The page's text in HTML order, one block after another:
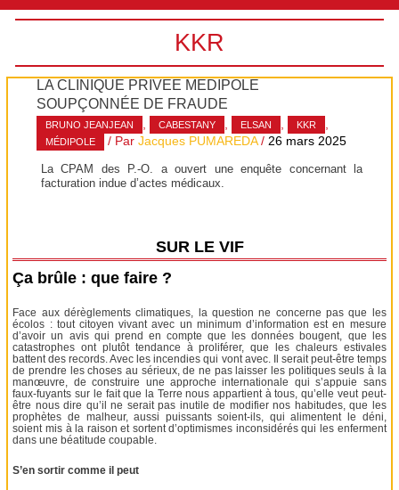
KKR
LA CLINIQUE PRIVÉE MÉDIPÔLE
SOUPÇONNÉE DE FRAUDE
BRUNO JEANJEAN , CABESTANY , ELSAN , KKR ,
MÉDIPOLE / ParJacques PUMAREDA /26 mars 2025
La CPAM des P.-O. a ouvert une enquête concernant la
facturation indue d’actes médicaux.
SUR LE VIF
Ça brûle : que faire ?
Face aux dérèglements climatiques, la question ne concerne pas que les
écolos : tout citoyen vivant avec un minimum d’information est en mesure
d’avoir un avis qui prend en compte que les données bougent, que les
catastrophes ont plutôt tendance à proliférer, que les chaleurs estivales
battent des records. Avec les incendies qui vont avec. Il serait peut-être temps
de prendre les choses au sérieux, de ne pas laisser les politiques seuls à la
manœuvre, de construire une approche internationale qui s’appuie sans
faux-fuyants sur le fait que la Terre nous appartient à tous, qu’elle veut peut-
être nous dire qu’il ne serait pas inutile de modifier nos habitudes, que les
prophètes de malheur, aussi puissants soient-ils, qui alimentent le déni,
soient mis à la raison et sortent d’optimismes inconsidérés qui les enferment
dans une béatitude coupable.
S’en sortir comme il peut